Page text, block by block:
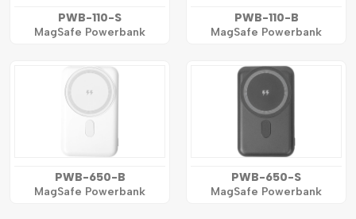
PWB-110-S
MagSafe Powerbank
PWB-110-B
MagSafe Powerbank
PWB-650-B
MagSafe Powerbank
PWB-650-S
MagSafe Powerbank